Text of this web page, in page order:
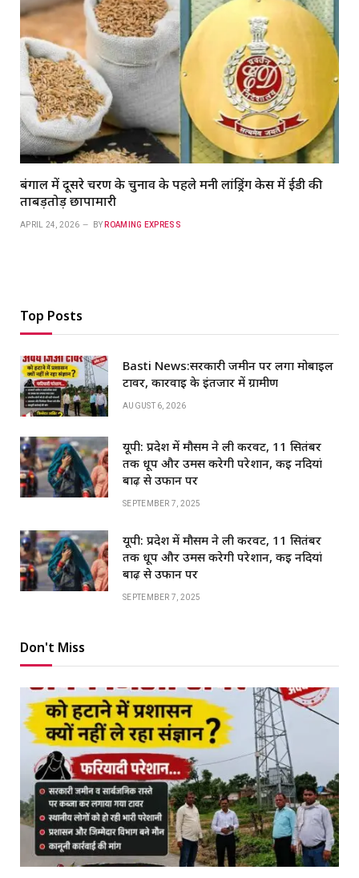
बंगाल में दूसरे चरण के चुनाव के पहले मनी लांड्रिंग केस में ईडी की
ताबड़तोड़ छापामारी
APRIL 24, 2026 BY ROAMING EXPRESS
Top Posts
Basti News:सरकारी जमीन पर लगा मोबाइल
टावर, कार्रवाई के इंतजार में ग्रामीण
AUGUST 6, 2026
यूपी: प्रदेश में मौसम ने ली करवट, 11 सितंबर
तक धूप और उमस करेगी परेशान, कई नदियां
बाढ़ से उफान पर
SEPTEMBER 7, 2025
यूपी: प्रदेश में मौसम ने ली करवट, 11 सितंबर
तक धूप और उमस करेगी परेशान, कई नदियां
बाढ़ से उफान पर
SEPTEMBER 7, 2025
Don't Miss